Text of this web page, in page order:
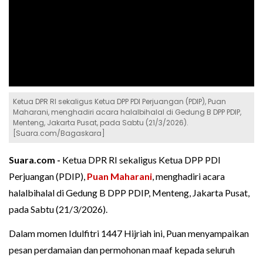
Ketua DPR RI sekaligus Ketua DPP PDI Perjuangan (PDIP), Puan
Maharani, menghadiri acara halalbihalal di Gedung B DPP PDIP,
Menteng, Jakarta Pusat, pada Sabtu (21/3/2026).
[Suara.com/Bagaskara]
Suara.com - Ketua DPR RI sekaligus Ketua DPP PDI
Perjuangan (PDIP), Puan Maharani, menghadiri acara
halalbihalal di Gedung B DPP PDIP, Menteng, Jakarta Pusat,
pada Sabtu (21/3/2026).
Dalam momen Idulfitri 1447 Hijriah ini, Puan menyampaikan
pesan perdamaian dan permohonan maaf kepada seluruh